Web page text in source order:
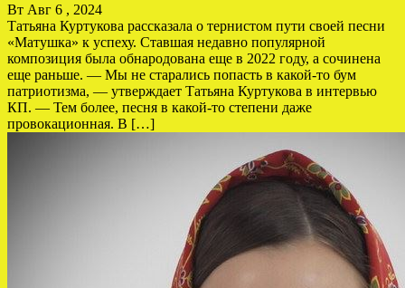
Вт Авг 6 , 2024
Татьяна Куртукова рассказала о тернистом пути своей песни
«Матушка» к успеху. Ставшая недавно популярной
композиция была обнародована еще в 2022 году, а сочинена
еще раньше. — Мы не старались попасть в какой-то бум
патриотизма, — утверждает Татьяна Куртукова в интервью
КП. — Тем более, песня в какой-то степени даже
провокационная. В […]